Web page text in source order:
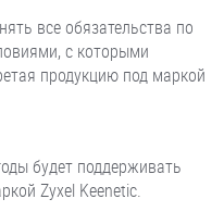
все обязательства по
с которыми
продукцию под маркой
будет поддерживать
Zyxel Keenetic.